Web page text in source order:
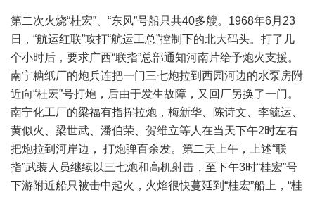
第二次火烧“桂宏”、“东风”号船只共40多艘。1968年6月23
日，“航运红联”攻打“航运工总”控制下的北大码头。打了几
个小时后，要求广西“联指”总部通知河南片给予炮火支援。
南宁糖纸厂的炮兵连把一门三七炮拉到西园河边的水泵房附
近向“桂宏”号打炮，后由于发生故障，又回厂另换了一门。
南宁化工厂的梁福有指挥拉炮，梅新华、陈诗文、李毓运、
黄似火、梁世武、潘伯荣、贺维立等人在当天下午2时左右
把炮拉到河岸边， 打炮弹百余发。第二天上午，上述“联
指”武装人员继续以三七炮和高机射击，至下午3时“桂宏”号
下游附近船只被击中起火，火焰很快蔓延到“桂宏”船上，“桂